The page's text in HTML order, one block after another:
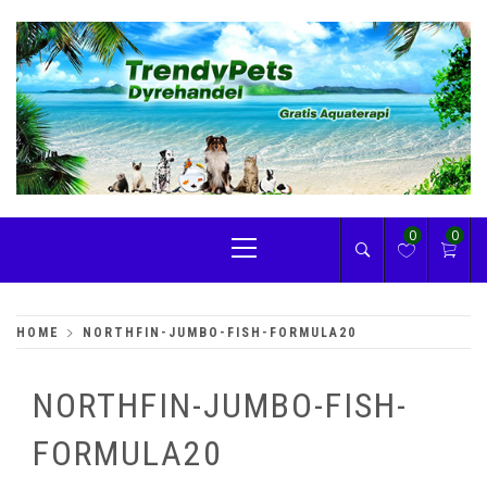
content
TRENDYPETS
Menu
0 0
HOME NORTHFIN-JUMBO-FISH-FORMULA20
NORTHFIN-JUMBO-FISH-
FORMULA20